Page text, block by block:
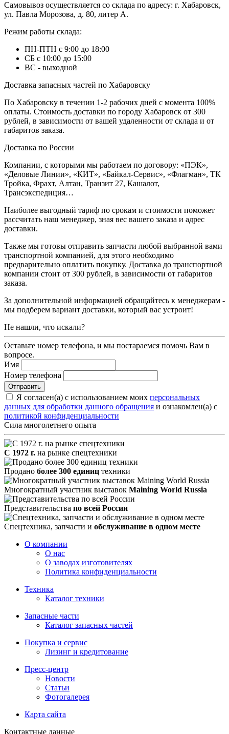
Самовывоз осуществляется со склада по адресу: г. Хабаровск,
ул. Павла Морозова, д. 80, литер А.
Режим работы склада:
ПН-ПТН с 9:00 до 18:00
СБ с 10:00 до 15:00
ВС - выходной
Доставка запасных частей по Хабаровску
По Хабаровску в течении 1-2 рабочих дней с момента 100%
оплаты. Стоимость доставки по городу Хабаровск от 300
рублей, в зависимости от вашей удаленности от склада и от
габаритов заказа.
Доставка по России
Компании, с которыми мы работаем по договору: «ПЭК»,
«Деловые Линии», «КИТ», «Байкал-Сервис», «Флагман», ТК
Тройка, Фрахт, Алтан, Транзит 27, Кашалот,
Трансэкспедиция…
Наиболее выгодный тариф по срокам и стоимости поможет
рассчитать наш менеджер, зная вес вашего заказа и адрес
доставки.
Также мы готовы отправить запчасти любой выбранной вами
транспортной компанией, для этого необходимо
предварительно оплатить покупку. Доставка до транспортной
компании стоит от 300 рублей, в зависимости от габаритов
заказа.
За дополнительной информацией обращайтесь к менеджерам -
мы подберем вариант доставки, который вас устроит!
Не нашли, что искали?
Оставьте номер телефона, и мы постараемся помочь Вам в
вопросе.
Имя
Номер телефона
Я согласен(а) с использованием моих персональных
данных для обработки данного обращения и ознакомлен(а) с
политикой конфиденциальности
Сила многолетнего опыта
С 1972 г. на рынке спецтехники
Продано более 300 единиц техники
Многократный участник выставок Maining World Russia
Представительства по всей России
Спецтехника, запчасти и обслуживание в одном месте
О компании
О нас
О заводах изготовителях
Политика конфиденциальности
Техника
Каталог техники
Запасные части
Каталог запасных частей
Покупка и сервис
Лизинг и кредитование
Пресс-центр
Новости
Статьи
Фотогалерея
Карта сайта
Контактные данные